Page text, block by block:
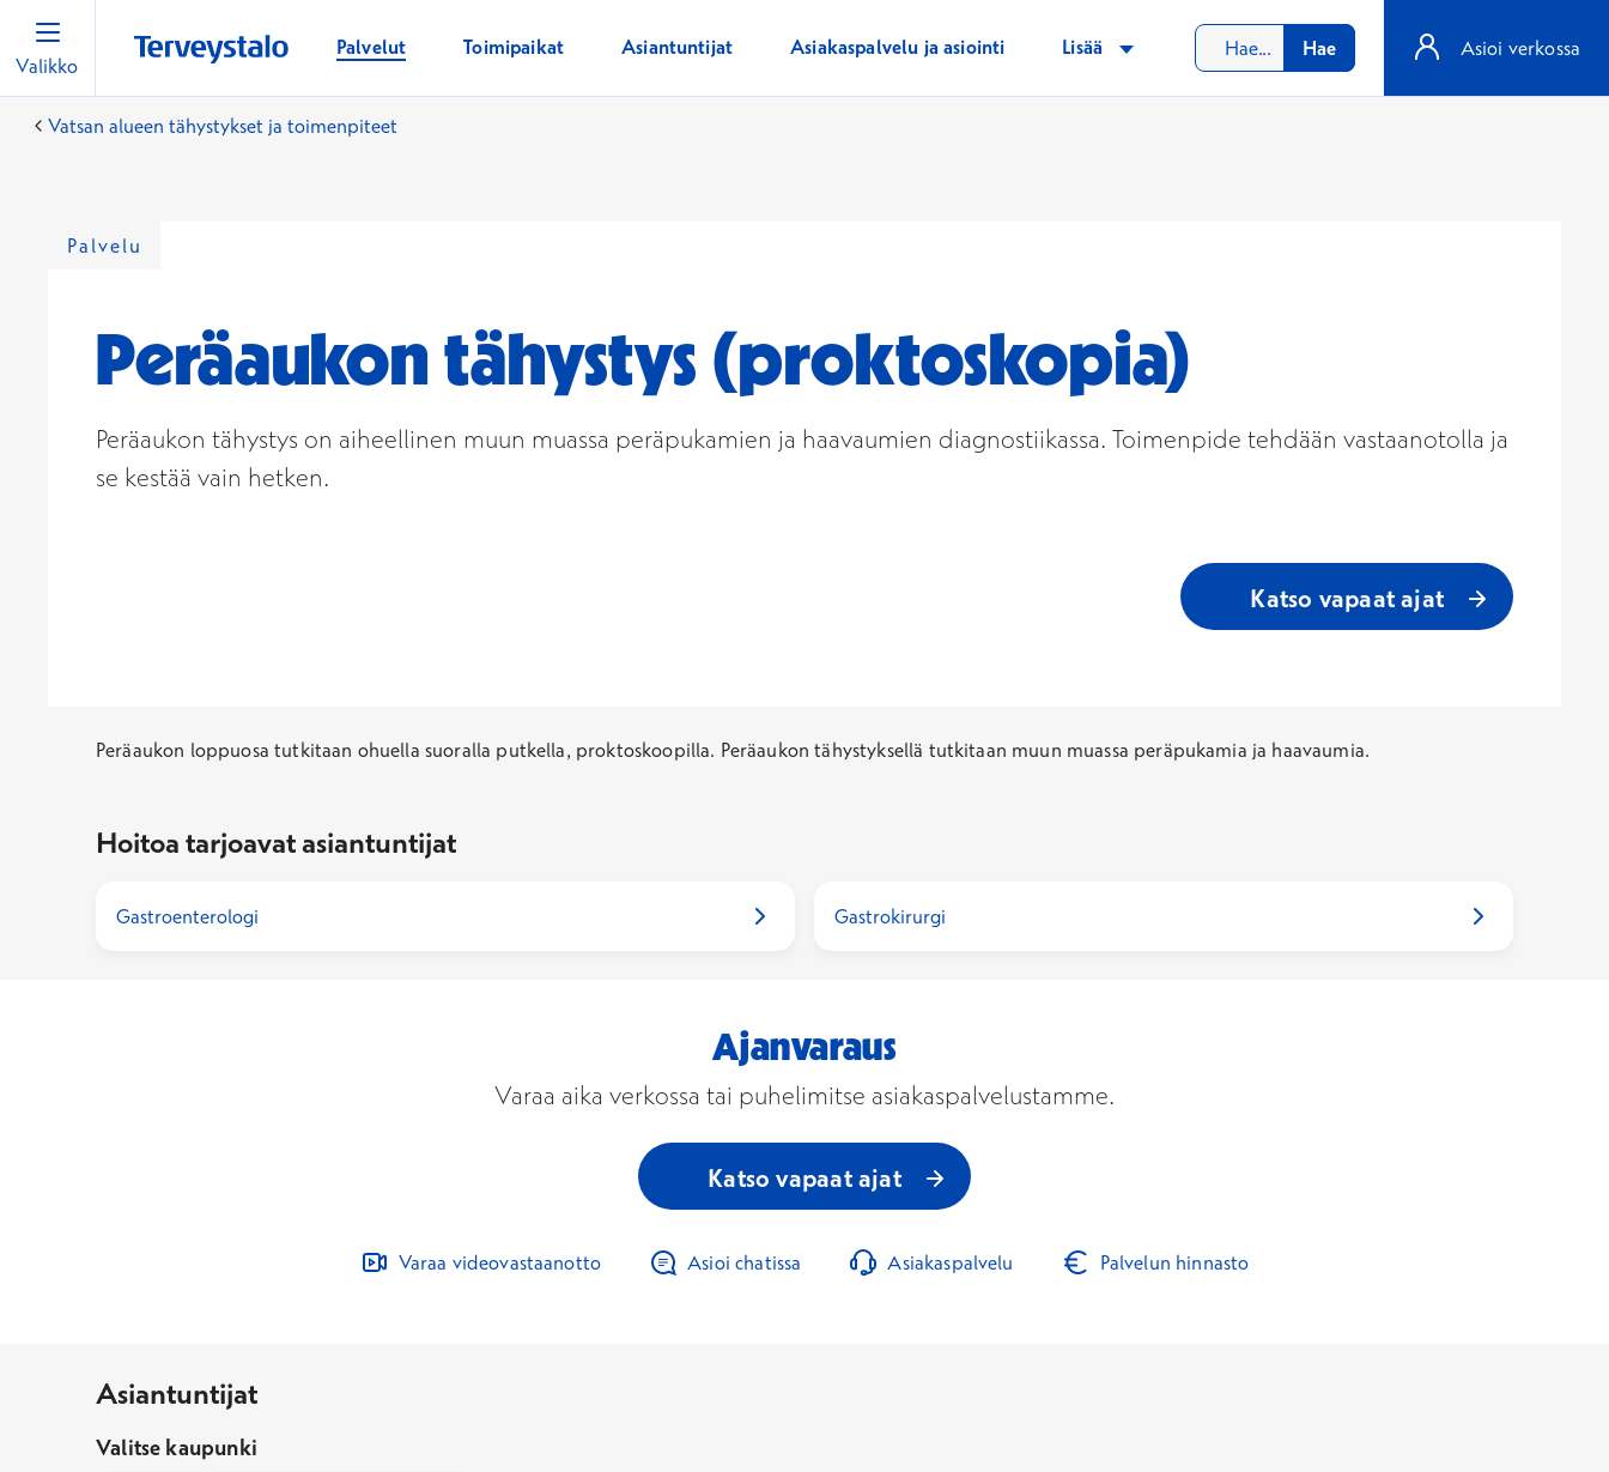
Valikko
Palvelut Toimipaikat Asiantuntijat Asiakaspalvelu ja asiointi Lisää Hae Asioi verkossa
Vatsan alueen tähystykset ja toimenpiteet
Palvelu
Peräaukon tähystys (proktoskopia)
Peräaukon tähystys on aiheellinen muun muassa peräpukamien ja haavaumien diagnostiikassa. Toimenpide tehdään vastaanotolla ja
se kestää vain hetken.
Katso vapaat ajat
Peräaukon loppuosa tutkitaan ohuella suoralla putkella, proktoskoopilla. Peräaukon tähystyksellä tutkitaan muun muassa peräpukamia ja haavaumia.
Hoitoa tarjoavat asiantuntijat
Gastroenterologi Gastrokirurgi
Ajanvaraus
Varaa aika verkossa tai puhelimitse asiakaspalvelustamme.
Katso vapaat ajat
Varaa videovastaanotto Asioi chatissa Asiakaspalvelu Palvelun hinnasto
Asiantuntijat
Valitse kaupunki